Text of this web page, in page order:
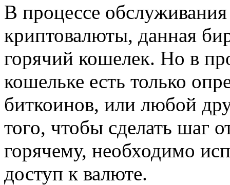
В процессе
криптовалюты, данная
горячий кошелек. Но в
кошельке есть только
биткоинов, или любой
того, чтобы сделать шаг
горячему, необходимо
доступ к валюте.